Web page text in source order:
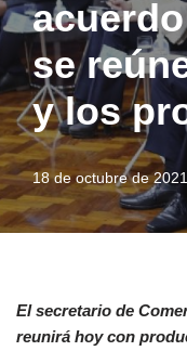
se
y los
18 de octubre de 2021
El secretario de
reunirá hoy con